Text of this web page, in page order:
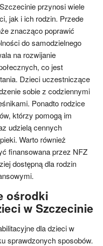
przynosi wiele
jak i ich rodzin. Przede
znacząco poprawić
do samodzielnego
na rozwijanie
co jest
Dzieci uczestniczące
sobie z codziennymi
Ponadto rodzice
którzy pomogą im
udzielą cennych
Warto również
finansowana przez NFZ
dostępną dla rodzin
ośrodki
w Szczecinie
dla dzieci w
sprawdzonych sposobów.